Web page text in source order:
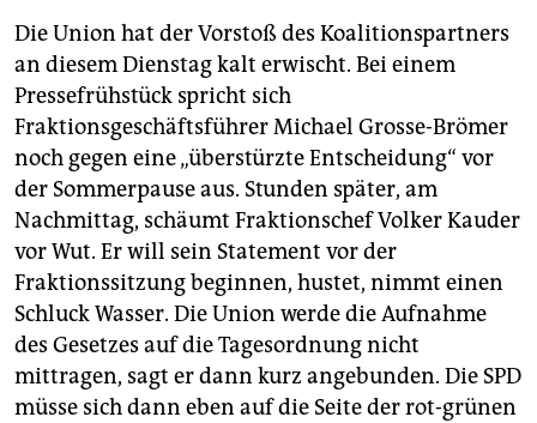
Die Union hat der Vorstoß des Koalitionspartners
an diesem Dienstag kalt erwischt. Bei einem
Pressefrühstück spricht sich
Fraktionsgeschäftsführer Michael Grosse-Brömer
noch gegen eine „überstürzte Entscheidung“ vor
der Sommerpause aus. Stunden später, am
Nachmittag, schäumt Fraktionschef Volker Kauder
vor Wut. Er will sein Statement vor der
Fraktionssitzung beginnen, hustet, nimmt einen
Schluck Wasser. Die Union werde die Aufnahme
des Gesetzes auf die Tagesordnung nicht
mittragen, sagt er dann kurz angebunden. Die SPD
müsse sich dann eben auf die Seite der rot-grünen